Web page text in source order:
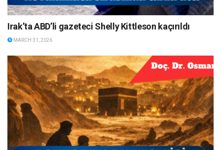
Irak’ta ABD’li gazeteci Shelly Kittleson kaçırıldı
MARCH 31, 2026